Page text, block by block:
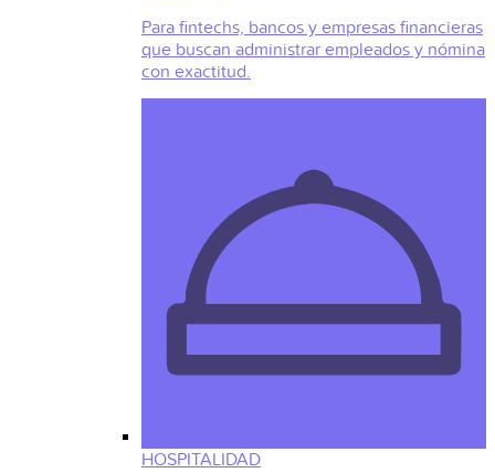
Para fintechs, bancos y empresas financieras
que buscan administrar empleados y nómina
con exactitud.
HOSPITALIDAD